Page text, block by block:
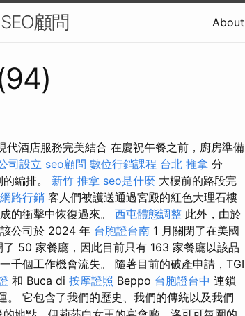
顧問 About
酒店服務完美結合 在慶祝午餐之前，廚房準備
司設立 seo顧問 數位行銷課程 台北 推拿 分
編排。 新竹 推拿 seo是什麼 大樓前的路段完
網路行銷 客人們被護送通過宮殿的紅色大理石樓
的衝擊中恢復過來。 西屯體態調整 此外，由於
公司於 2024 年 台胞證台南 1 月關閉了在美國
50 家餐廳，因此目前只有 163 家餐廳以該品
千個工作機會流失。 隨著目前的破產申請，TGI
和 Buca di 按摩證照 Beppo 台胞證台中 連鎖
。 它包含了我們的歷史、我們的傳統以及我們